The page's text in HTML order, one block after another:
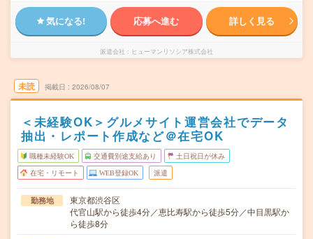
気になる! 応募へ進む 詳しく見る
派遣会社 ヒューマンリソシア株式会社
未読 掲載日 2026/08/07
＜未経験OK＞グルメサイト運営会社でデータ
抽出・レポート作成など＠在宅OK
職種未経験OK 交通費別途支給あり 土日祝日が休み
在宅・リモート WEB登録OK 派遣
勤務地
東京都渋谷区
代官山駅から徒歩4分／恵比寿駅から徒歩5分／中目黒駅か
ら徒歩8分